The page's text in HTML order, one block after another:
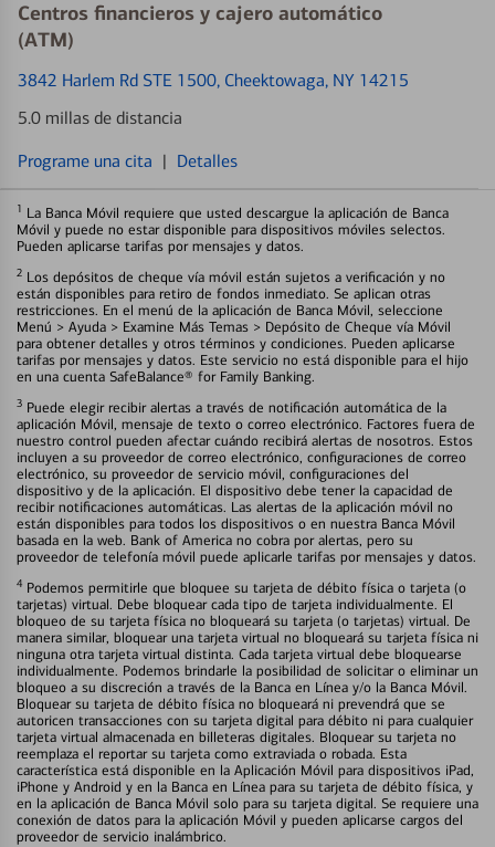
Centros financieros y cajero automático
(ATM)
3842 Harlem Rd STE 1500, Cheektowaga, NY 14215
5.0 millas de distancia
Programe una cita | Detalles
1 La Banca Móvil requiere que usted descargue la aplicación de Banca
Móvil y puede no estar disponible para dispositivos móviles selectos.
Pueden aplicarse tarifas por mensajes y datos.
2 Los depósitos de cheque vía móvil están sujetos a verificación y no
están disponibles para retiro de fondos inmediato. Se aplican otras
restricciones. En el menú de la aplicación de Banca Móvil, seleccione
Menú > Ayuda > Examine Más Temas > Depósito de Cheque vía Móvil
para obtener detalles y otros términos y condiciones. Pueden aplicarse
tarifas por mensajes y datos. Este servicio no está disponible para el hijo
en una cuenta SafeBalance® for Family Banking.
3 Puede elegir recibir alertas a través de notificación automática de la
aplicación Móvil, mensaje de texto o correo electrónico. Factores fuera de
nuestro control pueden afectar cuándo recibirá alertas de nosotros. Estos
incluyen a su proveedor de correo electrónico, configuraciones de correo
electrónico, su proveedor de servicio móvil, configuraciones del
dispositivo y de la aplicación. El dispositivo debe tener la capacidad de
recibir notificaciones automáticas. Las alertas de la aplicación móvil no
están disponibles para todos los dispositivos o en nuestra Banca Móvil
basada en la web. Bank of America no cobra por alertas, pero su
proveedor de telefonía móvil puede aplicarle tarifas por mensajes y datos.
4 Podemos permitirle que bloquee su tarjeta de débito física o tarjeta (o
tarjetas) virtual. Debe bloquear cada tipo de tarjeta individualmente. El
bloqueo de su tarjeta física no bloqueará su tarjeta (o tarjetas) virtual. De
manera similar, bloquear una tarjeta virtual no bloqueará su tarjeta física ni
ninguna otra tarjeta virtual distinta. Cada tarjeta virtual debe bloquearse
individualmente. Podemos brindarle la posibilidad de solicitar o eliminar un
bloqueo a su discreción a través de la Banca en Línea y/o la Banca Móvil.
Bloquear su tarjeta de débito física no bloqueará ni prevendrá que se
autoricen transacciones con su tarjeta digital para débito ni para cualquier
tarjeta virtual almacenada en billeteras digitales. Bloquear su tarjeta no
reemplaza el reportar su tarjeta como extraviada o robada. Esta
característica está disponible en la Aplicación Móvil para dispositivos iPad,
iPhone y Android y en la Banca en Línea para su tarjeta de débito física, y
en la aplicación de Banca Móvil solo para su tarjeta digital. Se requiere una
conexión de datos para la aplicación Móvil y pueden aplicarse cargos del
proveedor de servicio inalámbrico.